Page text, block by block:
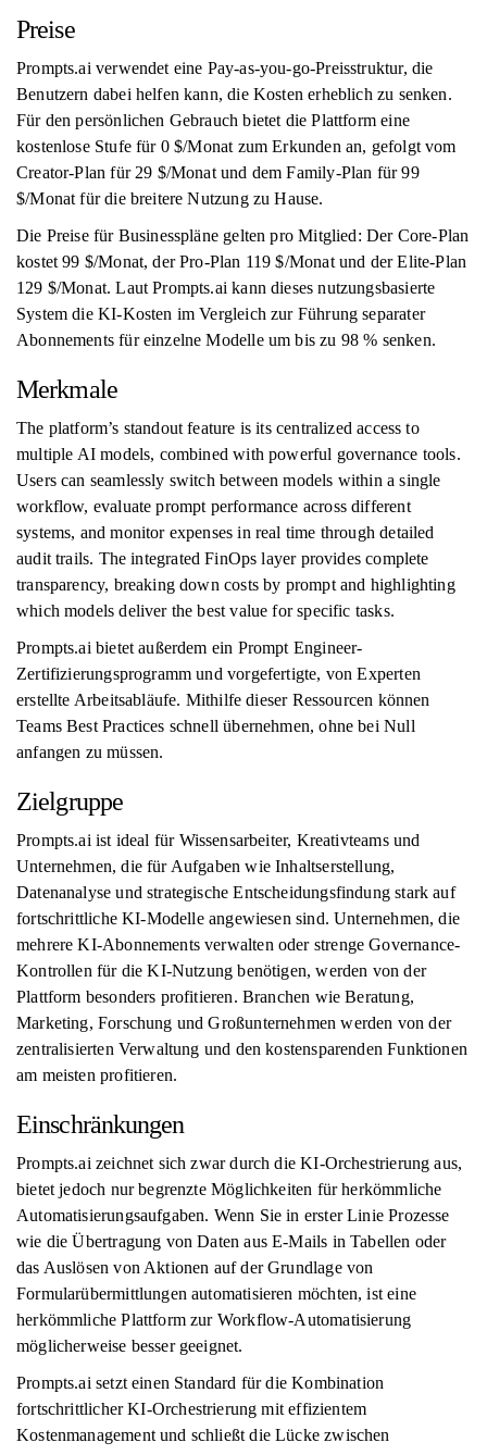
Preise
Prompts.ai verwendet eine Pay-as-you-go-Preisstruktur, die
Benutzern dabei helfen kann, die Kosten erheblich zu senken.
Für den persönlichen Gebrauch bietet die Plattform eine
kostenlose Stufe für 0 $/Monat zum Erkunden an, gefolgt vom
Creator-Plan für 29 $/Monat und dem Family-Plan für 99
$/Monat für die breitere Nutzung zu Hause.
Die Preise für Businesspläne gelten pro Mitglied: Der Core-Plan
kostet 99 $/Monat, der Pro-Plan 119 $/Monat und der Elite-Plan
129 $/Monat. Laut Prompts.ai kann dieses nutzungsbasierte
System die KI-Kosten im Vergleich zur Führung separater
Abonnements für einzelne Modelle um bis zu 98 % senken.
Merkmale
The platform’s standout feature is its centralized access to
multiple AI models, combined with powerful governance tools.
Users can seamlessly switch between models within a single
workflow, evaluate prompt performance across different
systems, and monitor expenses in real time through detailed
audit trails. The integrated FinOps layer provides complete
transparency, breaking down costs by prompt and highlighting
which models deliver the best value for specific tasks.
Prompts.ai bietet außerdem ein Prompt Engineer-
Zertifizierungsprogramm und vorgefertigte, von Experten
erstellte Arbeitsabläufe. Mithilfe dieser Ressourcen können
Teams Best Practices schnell übernehmen, ohne bei Null
anfangen zu müssen.
Zielgruppe
Prompts.ai ist ideal für Wissensarbeiter, Kreativteams und
Unternehmen, die für Aufgaben wie Inhaltserstellung,
Datenanalyse und strategische Entscheidungsfindung stark auf
fortschrittliche KI-Modelle angewiesen sind. Unternehmen, die
mehrere KI-Abonnements verwalten oder strenge Governance-
Kontrollen für die KI-Nutzung benötigen, werden von der
Plattform besonders profitieren. Branchen wie Beratung,
Marketing, Forschung und Großunternehmen werden von der
zentralisierten Verwaltung und den kostensparenden Funktionen
am meisten profitieren.
Einschränkungen
Prompts.ai zeichnet sich zwar durch die KI-Orchestrierung aus,
bietet jedoch nur begrenzte Möglichkeiten für herkömmliche
Automatisierungsaufgaben. Wenn Sie in erster Linie Prozesse
wie die Übertragung von Daten aus E-Mails in Tabellen oder
das Auslösen von Aktionen auf der Grundlage von
Formularübermittlungen automatisieren möchten, ist eine
herkömmliche Plattform zur Workflow-Automatisierung
möglicherweise besser geeignet.
Prompts.ai setzt einen Standard für die Kombination
fortschrittlicher KI-Orchestrierung mit effizientem
Kostenmanagement und schließt die Lücke zwischen